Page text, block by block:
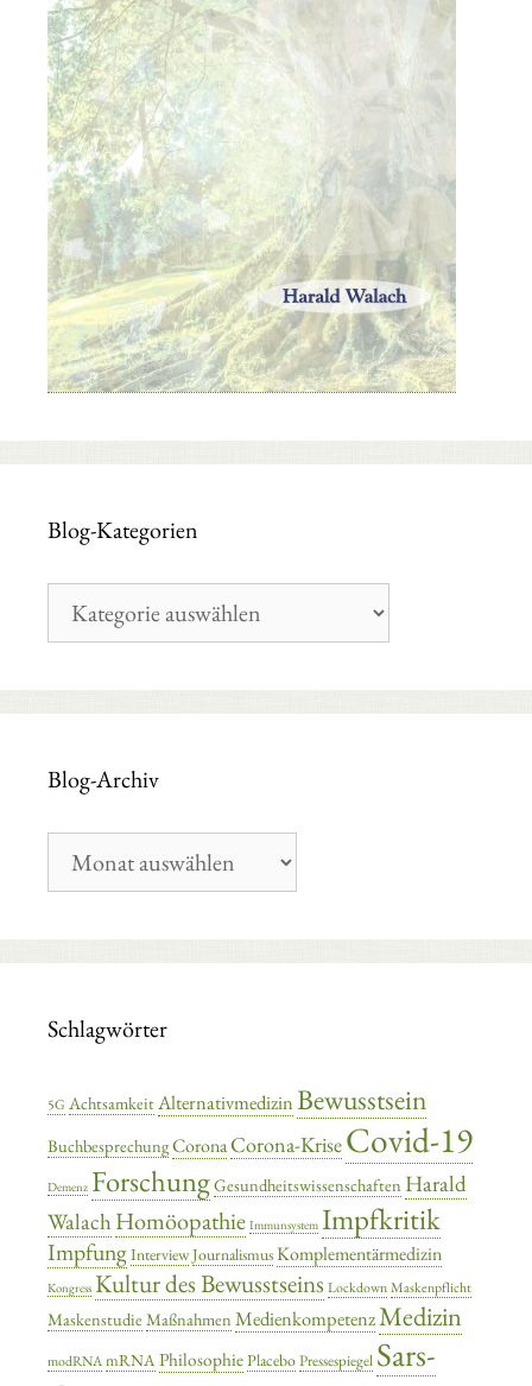
Blog-Kategorien
Kategorien
Blog-Archiv
Archiv
Schlagwörter
5G AchtsamkeitAlternativmedizinBewusstsein
BuchbesprechungCoronaCorona-KriseCovid-19
Demenz ForschungGesundheitswissenschaften Harald
Walach Homöopathie Immunsystem Impfkritik
ImpfungInterviewJournalismusKomplementärmedizin
Kongress Kultur des Bewusstseins LockdownMaskenpflicht
MaskenstudieMaßnahmen MedienkompetenzMedizin
modRNAmRNAPhilosophiePlaceboPressespiegel Sars-